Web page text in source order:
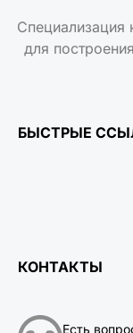
для
БЫСТРЫЕ
КОНТАКТЫ
Есть